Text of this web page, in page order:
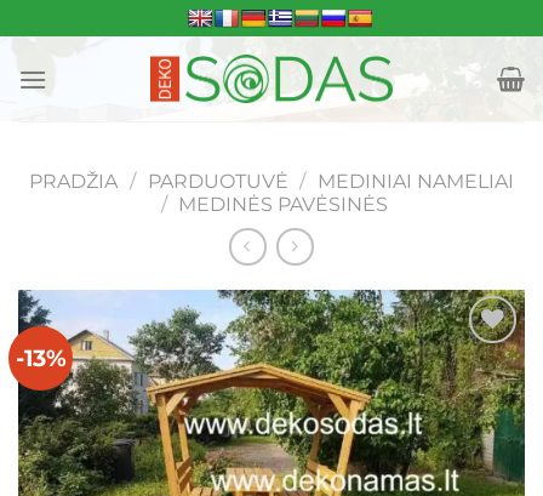
to
content
PRADŽIA / PARDUOTUVĖ /
MEDINIAI NAMELIAI
/
MEDINĖS PAVĖSINĖS
-13% Mėgstamiausias